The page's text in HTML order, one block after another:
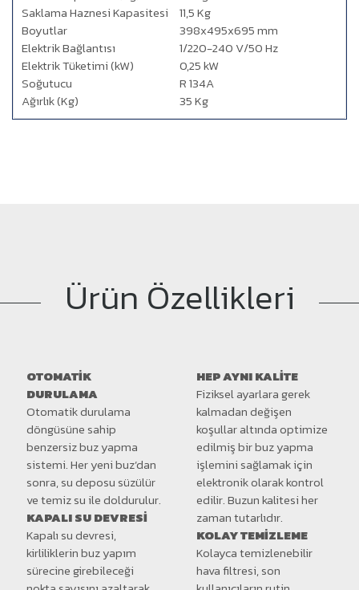
Saklama Haznesi Kapasitesi
11,5 Kg
Boyutlar
398x495x695 mm
Elektrik Bağlantısı
1/220-240 V/50 Hz
Elektrik Tüketimi (kW)
0,25 kW
Soğutucu
R 134A
Ağırlık (Kg)
35 Kg
Ürün Özellikleri
OTOMATİK
DURULAMA
Otomatik durulama
döngüsüne sahip
benzersiz buz yapma
sistemi. Her yeni buz’dan
sonra, su deposu süzülür
ve temiz su ile doldurulur.
KAPALI SU DEVRESİ
Kapalı su devresi,
kirliliklerin buz yapım
sürecine girebileceği
HEP AYNI KALİTE
Fiziksel ayarlara gerek
kalmadan değişen
koşullar altında optimize
edilmiş bir buz yapma
işlemini sağlamak için
elektronik olarak kontrol
edilir. Buzun kalitesi her
zaman tutarlıdır.
KOLAY TEMİZLEME
Kolayca temizlenebilir
hava filtresi, son